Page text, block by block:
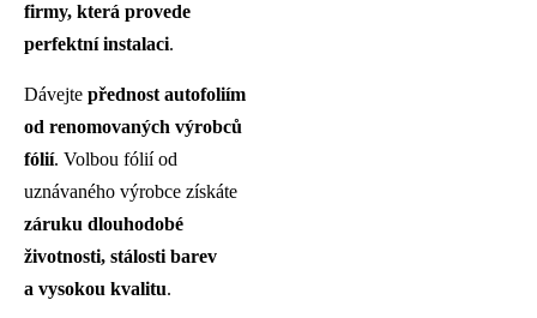
firmy, která provede
perfektní instalaci.
Dávejte přednost autofoliím
od renomovaných výrobců
fólií. Volbou fólií od
uznávaného výrobce získáte
záruku dlouhodobé
životnosti, stálosti barev
a vysokou kvalitu.